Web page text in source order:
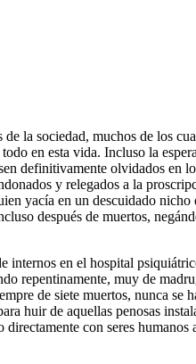
la sociedad, muchos de los
en esta vida. Incluso la
definitivamente olvidados en
y relegados a la
yacía en un descuidado
después de muertos,
internos en el hospital
repentinamente, muy de
de siete muertos, nunca se
huir de aquellas penosas
con seres humanos